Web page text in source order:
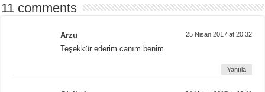
11 comments
Arzu 25 Nisan 2017 at 20:32
Teşekkür ederim canım benim
Yanıtla